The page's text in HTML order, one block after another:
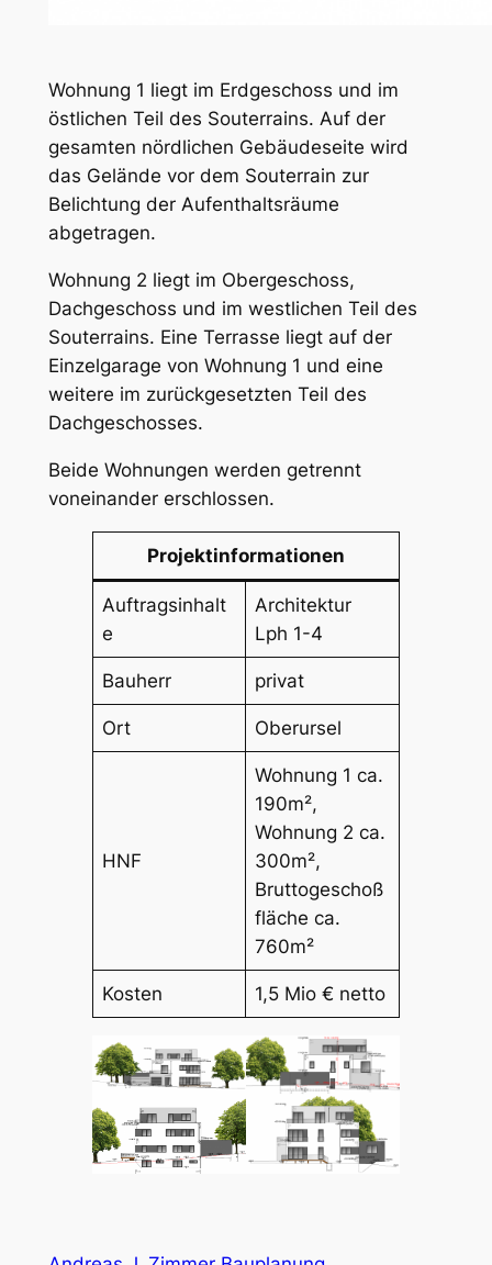
Wohnung 1 liegt im Erdgeschoss und im
östlichen Teil des Souterrains. Auf der
gesamten nördlichen Gebäudeseite wird
das Gelände vor dem Souterrain zur
Belichtung der Aufenthaltsräume
abgetragen.
Wohnung 2 liegt im Obergeschoss,
Dachgeschoss und im westlichen Teil des
Souterrains. Eine Terrasse liegt auf der
Einzelgarage von Wohnung 1 und eine
weitere im zurückgesetzten Teil des
Dachgeschosses.
Beide Wohnungen werden getrennt
voneinander erschlossen.
Projektinformationen
Auftragsinhalt
e
Architektur
Lph 1-4
Bauherr privat
Ort Oberursel
HNF
Wohnung 1 ca.
190m²,
Wohnung 2 ca.
300m²,
Bruttogeschoß
fläche ca.
760m²
Kosten 1,5 Mio € netto